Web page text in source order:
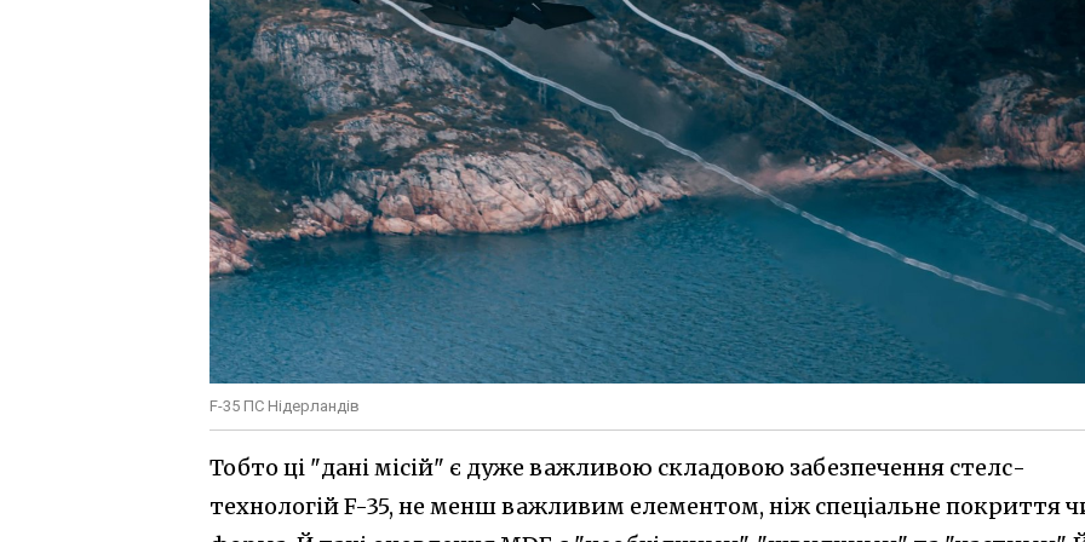
F-35 ПС Нідерландів
Тобто ці "дані місій" є дуже важливою складовою забезпечення стелс-
технологій F-35, не менш важливим елементом, ніж спеціальне покриття